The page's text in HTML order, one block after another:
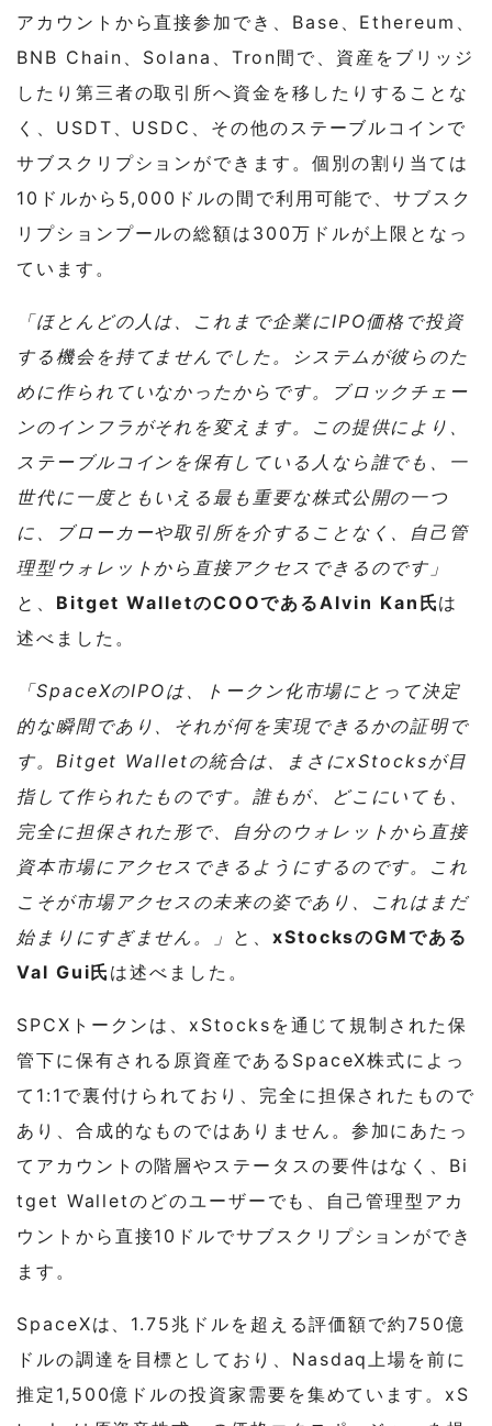
アカウントから直接参加でき、Base、Ethereum、
BNB Chain、Solana、Tron間で、資産をブリッジ
したり第三者の取引所へ資金を移したりすることな
く、USDT、USDC、その他のステーブルコインで
サブスクリプションができます。個別の割り当ては
10ドルから5,000ドルの間で利用可能で、サブスク
リプションプールの総額は300万ドルが上限となっ
ています。
「ほとんどの人は、これまで企業にIPO価格で投資
する機会を持てませんでした。システムが彼らのた
めに作られていなかったからです。ブロックチェー
ンのインフラがそれを変えます。この提供により、
ステーブルコインを保有している人なら誰でも、一
世代に一度ともいえる最も重要な株式公開の一つ
に、ブローカーや取引所を介することなく、自己管
理型ウォレットから直接アクセスできるのです」
と、 Bitget WalletのCOOであるAlvin Kan氏は
述べました。
「SpaceXのIPOは、トークン化市場にとって決定
的な瞬間であり、それが何を実現できるかの証明で
す。Bitget Walletの統合は、まさにxStocksが目
指して作られたものです。誰もが、どこにいても、
完全に担保された形で、自分のウォレットから直接
資本市場にアクセスできるようにするのです。これ
こそが市場アクセスの未来の姿であり、これはまだ
始まりにすぎません。」 と、 xStocksのGMである
Val Gui氏 は述べました。
SPCXトークンは、xStocksを通じて規制された保
管下に保有される原資産であるSpaceX株式によっ
て1:1で裏付けられており、完全に担保されたもので
あり、合成的なものではありません。参加にあたっ
てアカウントの階層やステータスの要件はなく、Bi
tget Walletのどのユーザーでも、自己管理型アカ
ウントから直接10ドルでサブスクリプションができ
ます。
SpaceXは、1.75兆ドルを超える評価額で約750億
ドルの調達を目標としており、Nasdaq上場を前に
推定1,500億ドルの投資家需要を集めています。xS